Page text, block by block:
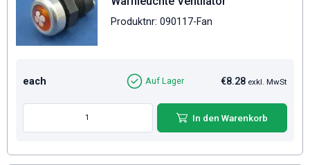
Produktnr: 090117-Fan
each €8.28 exkl. MwSt
Auf Lager
In den Warenkorb